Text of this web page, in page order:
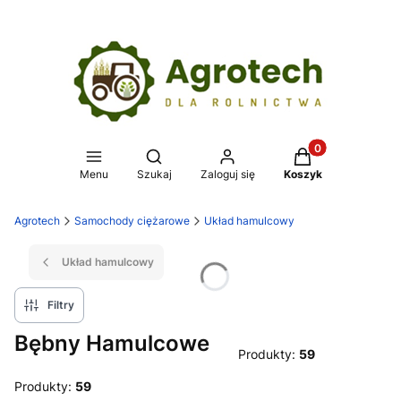
Menu
Otwórz wyszukiwarkę
Szukaj Zaloguj się
Produkty w
Koszyk
Agrotech Samochody ciężarowe Układ hamulcowy
Układ hamulcowy
Filtry
Bębny Hamulcowe Produkty: 59
Produkty: 59